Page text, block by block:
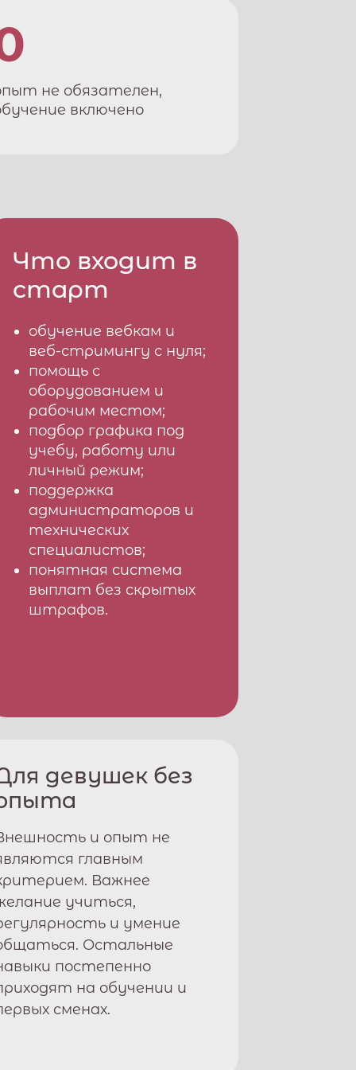
не обязателен,
включено
Что входит в
старт
обучение вебкам и
веб-стримингу с нуля;
помощь с
оборудованием и
рабочим местом;
подбор графика под
учебу, работу или
личный режим;
поддержка
администраторов и
технических
специалистов;
понятная система
выплат без скрытых
штрафов.
девушек без
и опыт не
главным
Важнее
учиться,
и умение
Остальные
постепенно
на обучении и
сменах.